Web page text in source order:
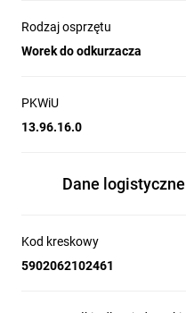
Rodzaj osprzętu
Worek do odkurzacza
PKWiU
13.96.16.0
Dane logistyczne
Kod kreskowy
5902062102461